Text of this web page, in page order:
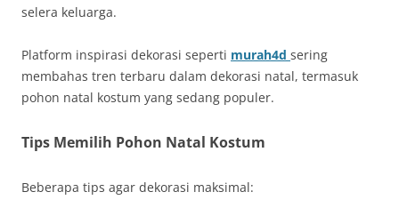
selera keluarga.
Platform inspirasi dekorasi seperti murah4d sering
membahas tren terbaru dalam dekorasi natal, termasuk
pohon natal kostum yang sedang populer.
Tips Memilih Pohon Natal Kostum
Beberapa tips agar dekorasi maksimal: